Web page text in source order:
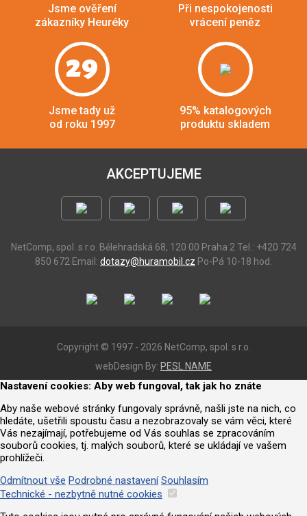
Jsme ověření
zákazníky Heuréky
Při nespokojenosti
vrácení peněz
29
Jsme tady už
od roku 1997
95% katalogových
produktu skladem
AKCEPTUJEME
NetComp, spol. s r.o. Bělehradská 68, 120 00 Praha 2 Tel.: +420 724
850 672 Email: dotazy@huramobil.cz Po-Pá 10-18 hod.
Copyright © 1997 - 2026 NetComp, spol. s r.o.
webDesign By: PESL.NAME
Nastavení cookies: Aby web fungoval, tak jak ho znáte
Aby naše webové stránky fungovaly správně, našli jste na nich, co
hledáte, ušetřili spoustu času a nezobrazovaly se vám věci, které
Vás nezajímají, potřebujeme od Vás souhlas se zpracováním
souborů cookies, tj. malých souborů, které se ukládají ve vašem
prohlížeči.
Odmítnout vše Podrobné nastavení Souhlasím
Technické - nezbytně nutné cookies